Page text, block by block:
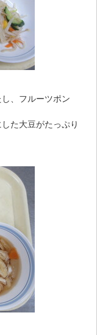
、フルーツポン
た大豆がたっぷり